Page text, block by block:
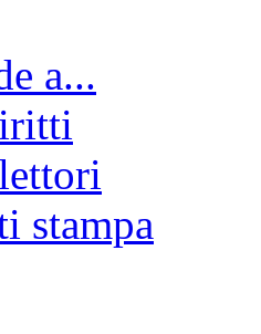
a...
stampa